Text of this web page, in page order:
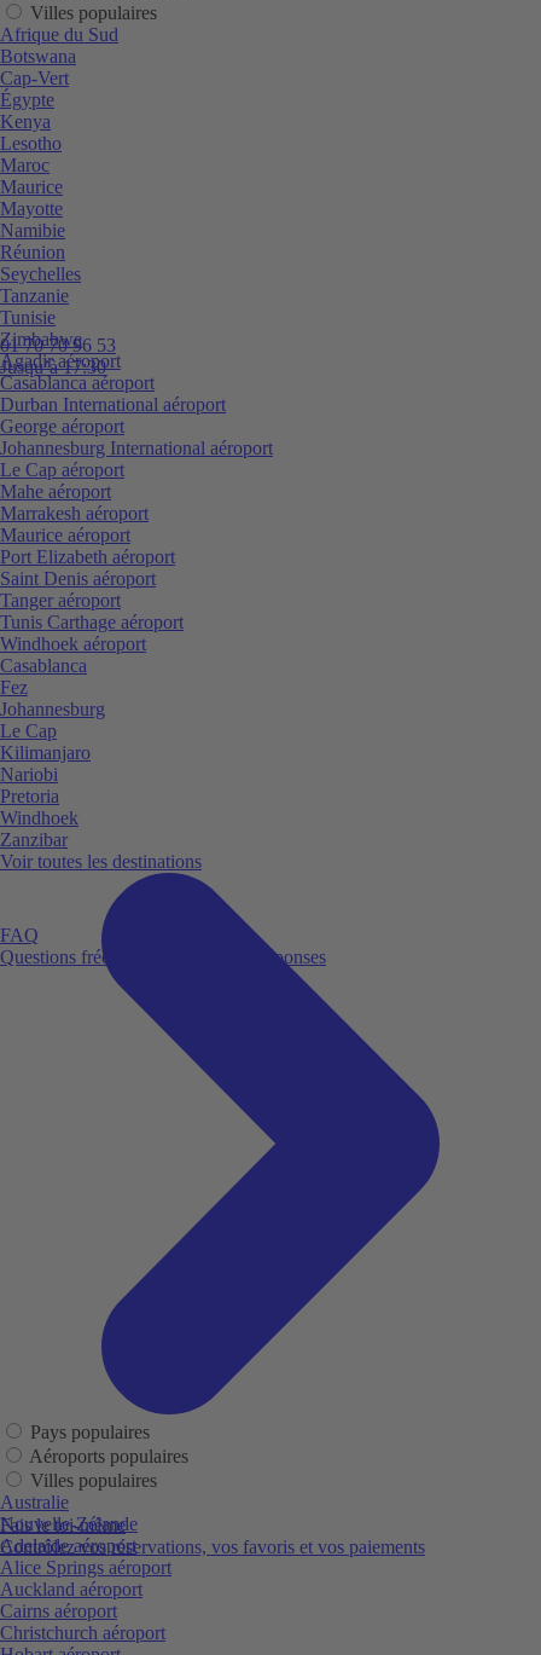
01 70 70 96 53
Jusqu’à 17:30
FAQ
Questions fréquemment posées et réponses
Fais le toi-même
Contrôlez vos réservations, vos favoris et vos paiements
Villes populaires
Afrique du Sud
Botswana
Cap-Vert
Égypte
Kenya
Lesotho
Maroc
Maurice
Mayotte
Namibie
Réunion
Seychelles
Tanzanie
Tunisie
Zimbabwe
Agadir aéroport
Casablanca aéroport
Durban International aéroport
George aéroport
Johannesburg International aéroport
Le Cap aéroport
Mahe aéroport
Marrakesh aéroport
Maurice aéroport
Port Elizabeth aéroport
Saint Denis aéroport
Tanger aéroport
Tunis Carthage aéroport
Windhoek aéroport
Casablanca
Fez
Johannesburg
Le Cap
Kilimanjaro
Nariobi
Pretoria
Windhoek
Zanzibar
Voir toutes les destinations
Pays populaires
Aéroports populaires
Villes populaires
Australie
Nouvelle-Zélande
Adelaide aéroport
Alice Springs aéroport
Auckland aéroport
Cairns aéroport
Christchurch aéroport